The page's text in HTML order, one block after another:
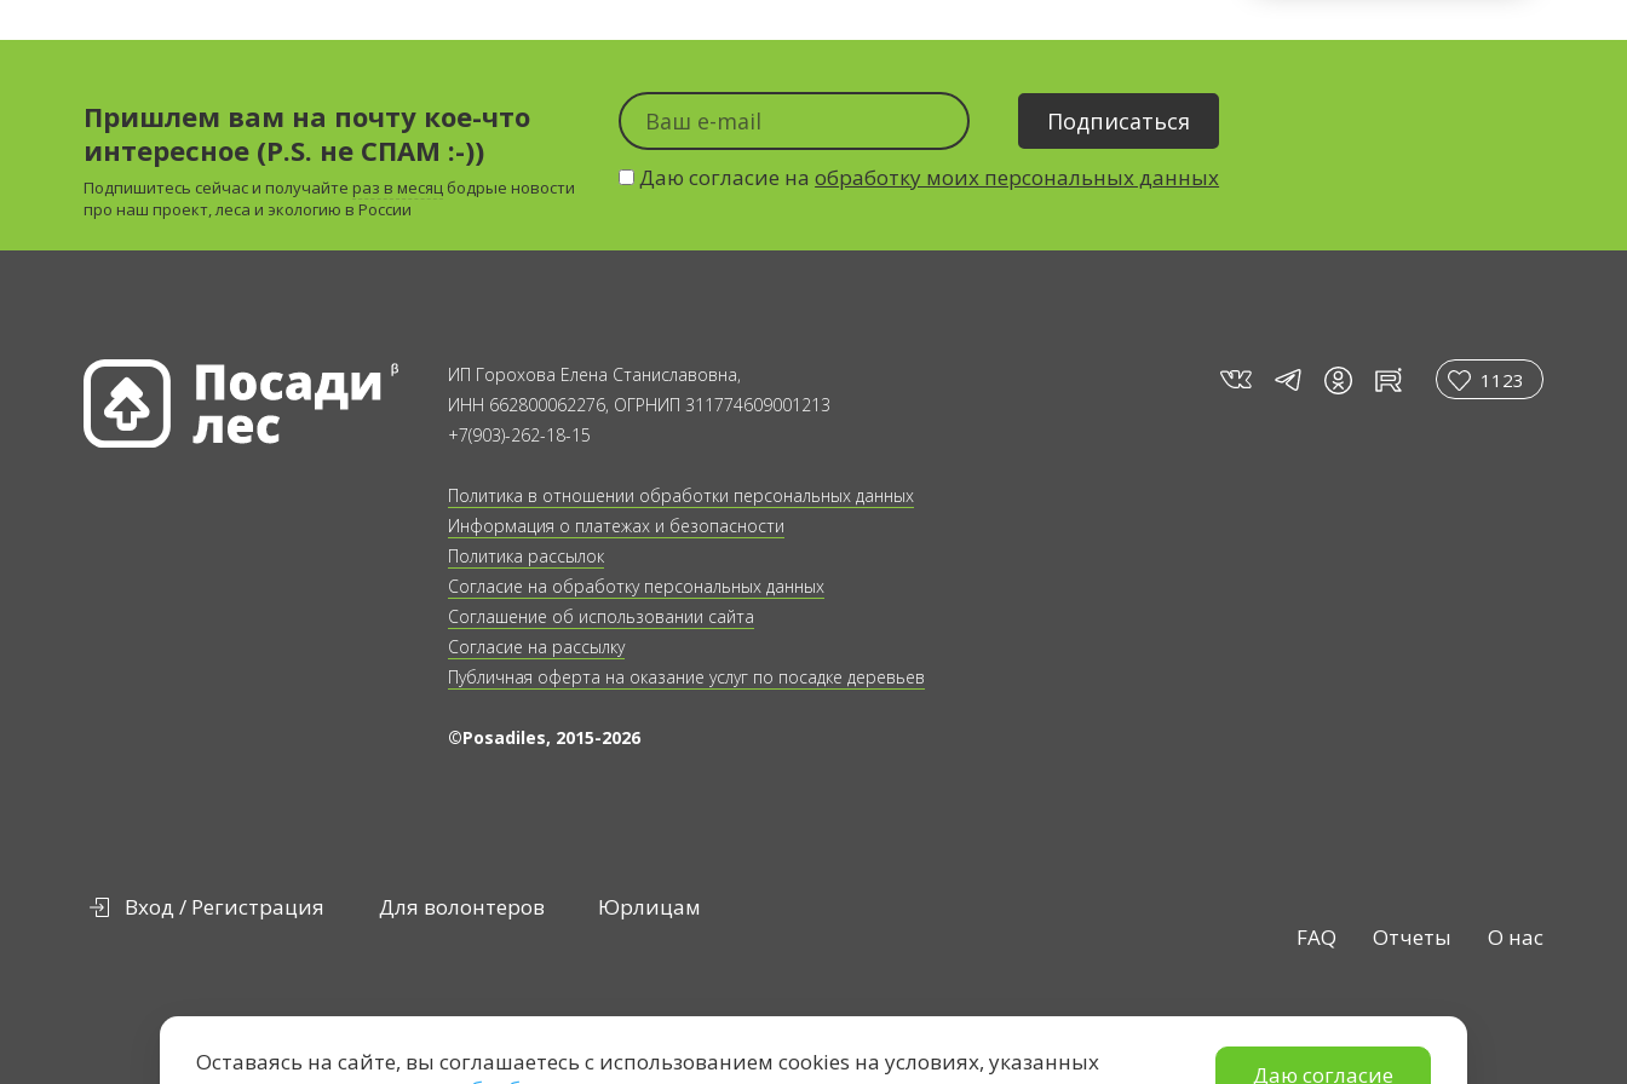
Пришлем вам на почту кое-что
интересное (P.S. не СПАМ :-))
Подпишитесь сейчас и получайте раз в месяц бодрые новости
про наш проект, леса и экологию в России
Даю согласие наобработку моих персональных данных
ИП Горохова Елена Станиславовна,
ИНН 662800062276, ОГРНИП 311774609001213
+7(903)-262-18-15
Политика в отношении обработки персональных данных
Информация о платежах и безопасности
Политика рассылок
Согласие на обработку персональных данных
Соглашение об использовании сайта
Согласие на рассылку
Публичная оферта на оказание услуг по посадке деревьев
©Posadiles, 2015-2026
vk tg in rt 1123
Вход / Регистрация Для волонтеров
Юрлицам
О нас
Отчеты
FAQ
Оставаясь на сайте, вы соглашаетесь с использованием cookies на условиях, указанных
Даю согласие